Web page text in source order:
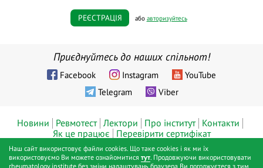
РЕЄСТРАЦІЯ або авторизуйтесь
Приєднуйтесь до наших спільнот!
Facebook Instagram
YouTube
Telegram
Viber
Новини Ревмотест Лектори Про інститут Контакти
Як це працює
Перевірити сертифікат
© ТОВ «Діджитал хелс», Інститут ревматології™, Київ, 2019 - 2026
Наш сайт використовує файли cookies. Що таке cookies і як ми їх
використовуємо Ви можете ознайомитися тут. Продовжуючи використовувати
rheumatology.institute без зміни налаштувань браузера Ви погоджуєтеся з тим,